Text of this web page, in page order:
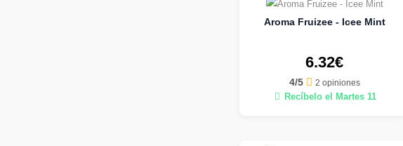
Aroma Fruizee - Icee Mint
6.32€
4/5 2 opiniones
Recíbelo el Martes 11